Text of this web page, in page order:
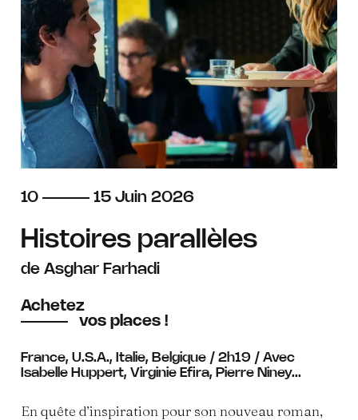
du
10 au
15 juin
Juin 2026
Histoires parallèles
de Asghar Farhadi
Achetez
vos places !
France, U.S.A., Italie, Belgique / 2h19 / Avec
Isabelle Huppert, Virginie Efira, Pierre Niney...
En quête d’inspiration pour son nouveau roman,